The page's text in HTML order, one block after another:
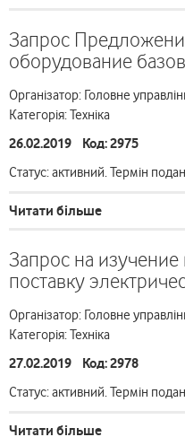
Запрос
оборудование
Організатор: Головне
Категорія: Техніка
26.02.2019 Код: 2975
Статус: активний. Термін
Читати більше
Запрос на
поставку
Організатор: Головне
Категорія: Техніка
27.02.2019 Код: 2978
Статус: активний. Термін
Читати більше